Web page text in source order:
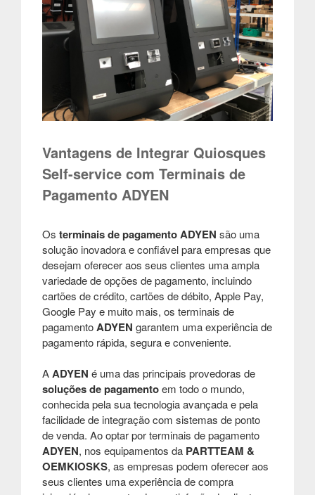
Vantagens de Integrar Quiosques
Self-service com Terminais de
Pagamento ADYEN
Os terminais de pagamento ADYEN são uma
solução inovadora e confiável para empresas que
desejam oferecer aos seus clientes uma ampla
variedade de opções de pagamento, incluindo
cartões de crédito, cartões de débito, Apple Pay,
Google Pay e muito mais, os terminais de
pagamentoADYEN garantem uma experiência de
pagamento rápida, segura e conveniente.
AADYEN é uma das principais provedoras de
soluções de pagamentoem todo o mundo,
conhecida pela sua tecnologia avançada e pela
facilidade de integração com sistemas de ponto
de venda. Ao optar por terminais de pagamento
ADYEN, nos equipamentos da PARTTEAM &
OEMKIOSKS, as empresas podem oferecer aos
seus clientes uma experiência de compra